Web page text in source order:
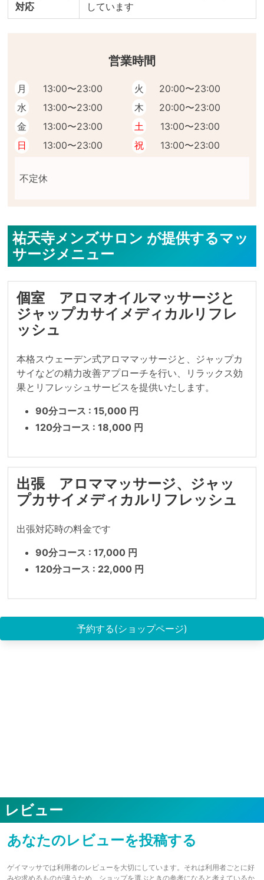
対応
しています
営業時間
月 13:00〜23:00 火
20:00〜23:00
水
13:00〜23:00 木
20:00〜23:00
金
13:00〜23:00 土
13:00〜23:00
日
13:00〜23:00 祝 13:00〜23:00
不定休
祐天寺メンズサロン が提供するマッ
サージメニュー
個室 アロマオイルマッサージと
ジャップカサイメディカルリフレ
ッシュ
本格スウェーデン式アロママッサージと、ジャップカ
サイなどの精力改善アプローチを行い、リラックス効
果とリフレッシュサービスを提供いたします。
90分コース : 15,000 円
120分コース : 18,000 円
出張 アロママッサージ、ジャッ
プカサイメディカルリフレッシュ
出張対応時の料金です
90分コース : 17,000 円
120分コース : 22,000 円
予約する(ショップページ)
レビュー
あなたのレビューを投稿する
ゲイマッサでは利用者のレビューを大切にしています。それは利用者ごとに好
みや求めるものが違うため、ショップを選ぶときの参考になると考えているか